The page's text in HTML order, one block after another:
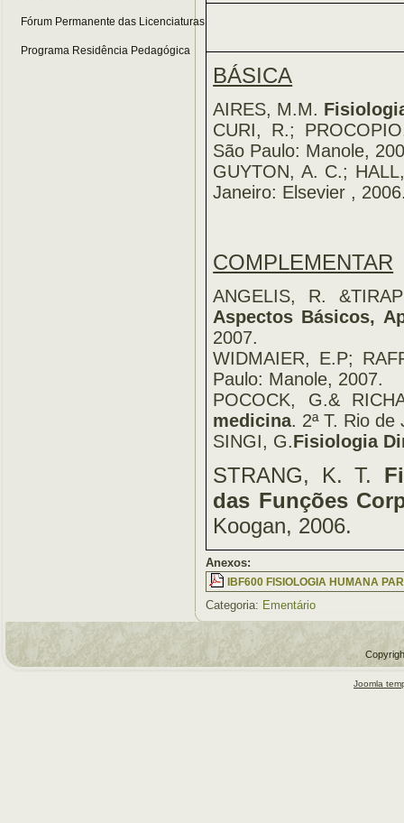
Fórum Permanente das Licenciaturas
Programa Residência Pedagógica
BÁSICA
AIRES, M.M.
CURI, R.;
São Paulo: Manole,
GUYTON, A. C.;
Janeiro: Elsevier ,
COMPLEMENTAR
ANGELIS, R.
Aspectos Básicos,
2007.
WIDMAIER, E.P;
Paulo: Manole, 2007.
POCOCK, G.&
medicina. 2ª T. Rio
SINGI, G.Fisiologia
STRANG, K. T.
das Funções
Koogan, 2006.
Anexos:
IBF600 FISIOLOGIA HUMANA
Categoria: Ementário
Joomla